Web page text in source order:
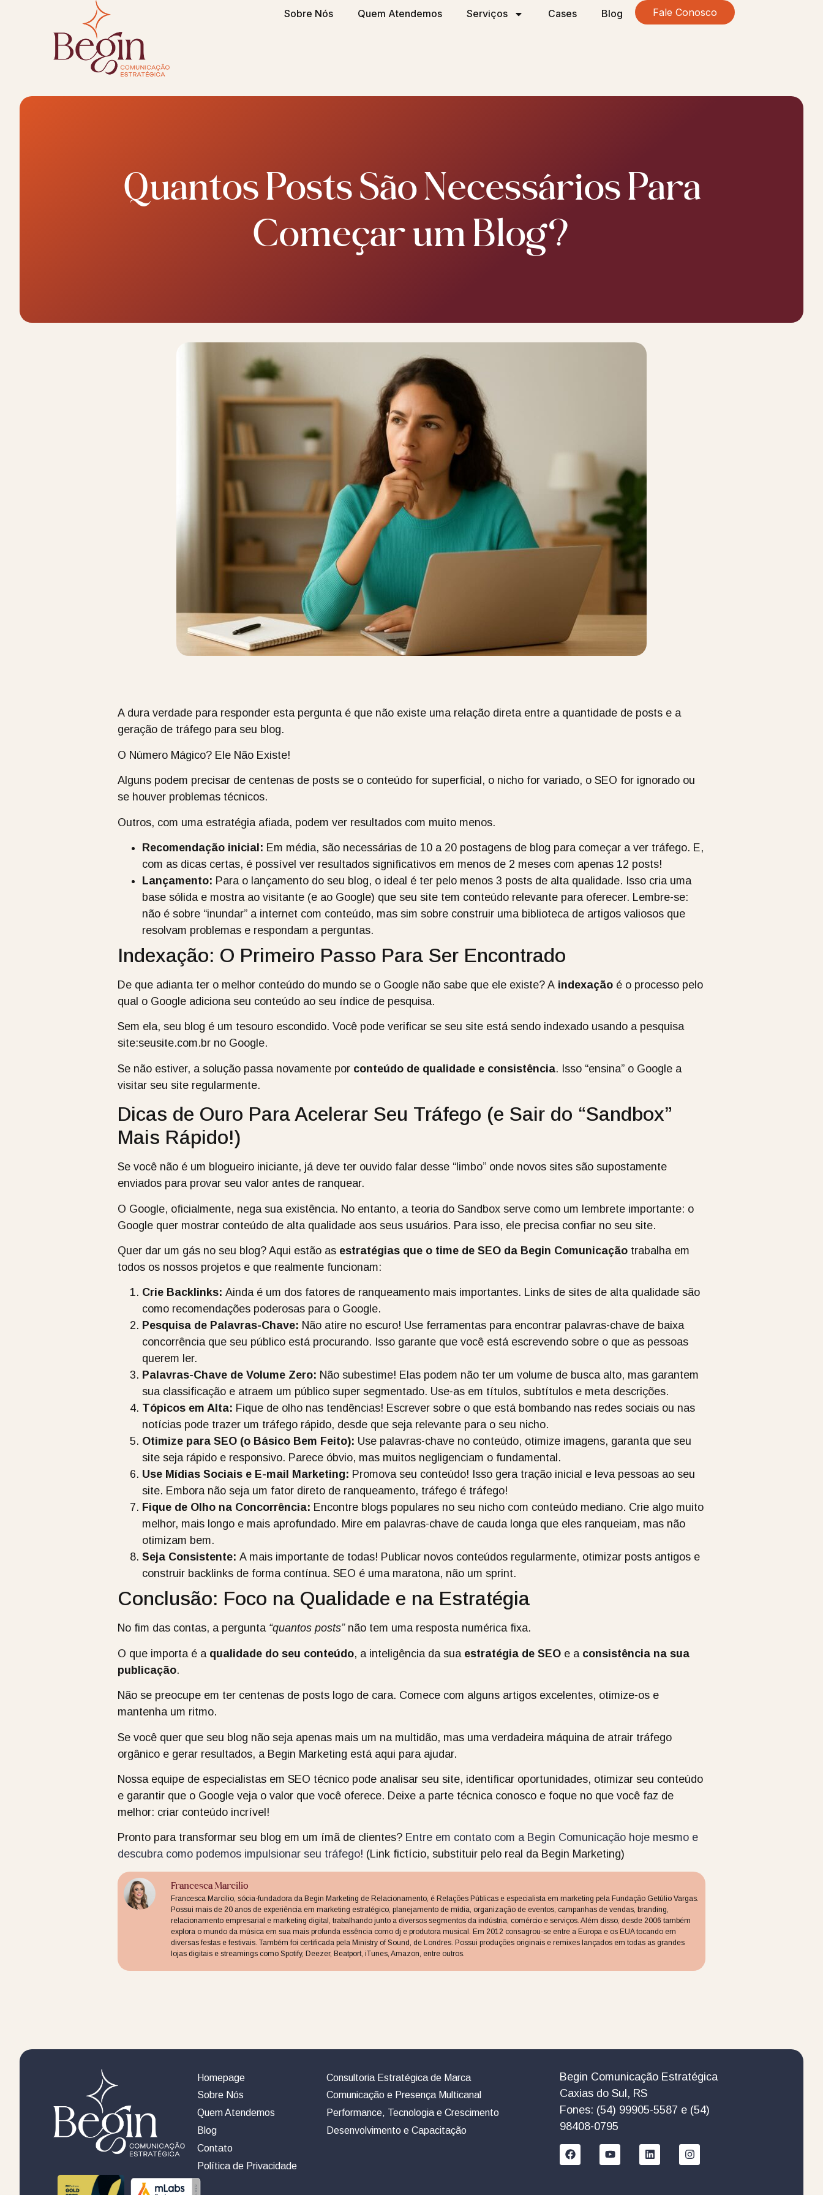
Sobre Nós Quem Atendemos Serviços Cases Blog Fale Conosco
Quantos Posts São Necessários Para
Começar um Blog?
A dura verdade para responder esta pergunta é que não existe uma relação direta entre a quantidade de posts e a
geração de tráfego para seu blog.
O Número Mágico? Ele Não Existe!
Alguns podem precisar de centenas de posts se o conteúdo for superficial, o nicho for variado, o SEO for ignorado ou
se houver problemas técnicos.
Outros, com uma estratégia afiada, podem ver resultados com muito menos.
Recomendação inicial: Em média, são necessárias de 10 a 20 postagens de blog para começar a ver tráfego. E,
com as dicas certas, é possível ver resultados significativos em menos de 2 meses com apenas 12 posts!
Lançamento: Para o lançamento do seu blog, o ideal é ter pelo menos 3 posts de alta qualidade. Isso cria uma
base sólida e mostra ao visitante (e ao Google) que seu site tem conteúdo relevante para oferecer. Lembre-se:
não é sobre “inundar” a internet com conteúdo, mas sim sobre construir uma biblioteca de artigos valiosos que
resolvam problemas e respondam a perguntas.
Indexação: O Primeiro Passo Para Ser Encontrado
De que adianta ter o melhor conteúdo do mundo se o Google não sabe que ele existe? A indexação é o processo pelo
qual o Google adiciona seu conteúdo ao seu índice de pesquisa.
Sem ela, seu blog é um tesouro escondido. Você pode verificar se seu site está sendo indexado usando a pesquisa
site:seusite.com.br no Google.
Se não estiver, a solução passa novamente por conteúdo de qualidade e consistência. Isso “ensina” o Google a
visitar seu site regularmente.
Dicas de Ouro Para Acelerar Seu Tráfego (e Sair do “Sandbox”
Mais Rápido!)
Se você não é um blogueiro iniciante, já deve ter ouvido falar desse “limbo” onde novos sites são supostamente
enviados para provar seu valor antes de ranquear.
O Google, oficialmente, nega sua existência. No entanto, a teoria do Sandbox serve como um lembrete importante: o
Google quer mostrar conteúdo de alta qualidade aos seus usuários. Para isso, ele precisa confiar no seu site.
Quer dar um gás no seu blog? Aqui estão as estratégias que o time de SEO da Begin Comunicação trabalha em
todos os nossos projetos e que realmente funcionam:
Crie Backlinks: Ainda é um dos fatores de ranqueamento mais importantes. Links de sites de alta qualidade são
como recomendações poderosas para o Google.
Pesquisa de Palavras-Chave: Não atire no escuro! Use ferramentas para encontrar palavras-chave de baixa
concorrência que seu público está procurando. Isso garante que você está escrevendo sobre o que as pessoas
querem ler.
Palavras-Chave de Volume Zero: Não subestime! Elas podem não ter um volume de busca alto, mas garantem
sua classificação e atraem um público super segmentado. Use-as em títulos, subtítulos e meta descrições.
Tópicos em Alta: Fique de olho nas tendências! Escrever sobre o que está bombando nas redes sociais ou nas
notícias pode trazer um tráfego rápido, desde que seja relevante para o seu nicho.
Otimize para SEO (o Básico Bem Feito): Use palavras-chave no conteúdo, otimize imagens, garanta que seu
site seja rápido e responsivo. Parece óbvio, mas muitos negligenciam o fundamental.
Use Mídias Sociais e E-mail Marketing: Promova seu conteúdo! Isso gera tração inicial e leva pessoas ao seu
site. Embora não seja um fator direto de ranqueamento, tráfego é tráfego!
Fique de Olho na Concorrência: Encontre blogs populares no seu nicho com conteúdo mediano. Crie algo muito
melhor, mais longo e mais aprofundado. Mire em palavras-chave de cauda longa que eles ranqueiam, mas não
otimizam bem.
Seja Consistente: A mais importante de todas! Publicar novos conteúdos regularmente, otimizar posts antigos e
construir backlinks de forma contínua. SEO é uma maratona, não um sprint.
Conclusão: Foco na Qualidade e na Estratégia
No fim das contas, a pergunta “quantos posts”não tem uma resposta numérica fixa.
O que importa é a qualidade do seu conteúdo, a inteligência da sua estratégia de SEO e a consistência na sua
publicação.
Não se preocupe em ter centenas de posts logo de cara. Comece com alguns artigos excelentes, otimize-os e
mantenha um ritmo.
Se você quer que seu blog não seja apenas mais um na multidão, mas uma verdadeira máquina de atrair tráfego
orgânico e gerar resultados, a Begin Marketing está aqui para ajudar.
Nossa equipe de especialistas em SEO técnico pode analisar seu site, identificar oportunidades, otimizar seu conteúdo
e garantir que o Google veja o valor que você oferece. Deixe a parte técnica conosco e foque no que você faz de
melhor: criar conteúdo incrível!
Pronto para transformar seu blog em um ímã de clientes? Entre em contato com a Begin Comunicação hoje mesmo e
descubra como podemos impulsionar seu tráfego! (Link fictício, substituir pelo real da Begin Marketing)
Francesca Marcilio
Francesca Marcilio, sócia-fundadora da Begin Marketing de Relacionamento, é Relações Públicas e especialista em marketing pela Fundação Getúlio Vargas.
Possui mais de 20 anos de experiência em marketing estratégico, planejamento de mídia, organização de eventos, campanhas de vendas, branding,
relacionamento empresarial e marketing digital, trabalhando junto a diversos segmentos da indústria, comércio e serviços. Além disso, desde 2006 também
explora o mundo da música em sua mais profunda essência como dj e produtora musical. Em 2012 consagrou-se entre a Europa e os EUA tocando em
diversas festas e festivais. Também foi certificada pela Ministry of Sound, de Londres. Possui produções originais e remixes lançados em todas as grandes
lojas digitais e streamings como Spotify, Deezer, Beatport, iTunes, Amazon, entre outros.
Homepage
Sobre Nós
Quem Atendemos
Blog
Contato
Política de Privacidade
Consultoria Estratégica de Marca
Comunicação e Presença Multicanal
Performance, Tecnologia e Crescimento
Desenvolvimento e Capacitação
Begin Comunicação Estratégica
Caxias do Sul, RS
Fones: (54) 99905-5587 e (54)
98408-0795